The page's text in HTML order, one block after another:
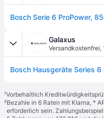
Galaxus
Versandkostenfrei,
¹Vorbehaltlich
²Bezahle in 6 Raten mit Klarna, *
erforderlich sein.